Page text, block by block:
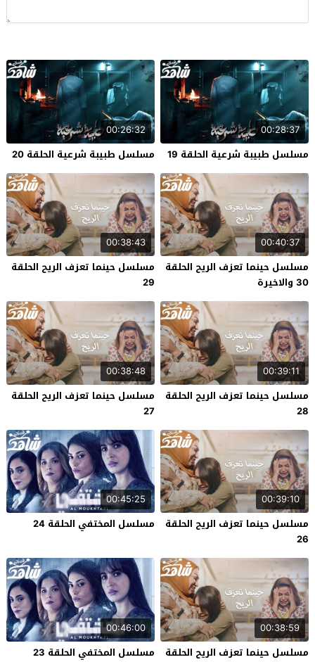
00:28:37
مسلسل طبيبة شرعية الحلقة 19
00:26:32
مسلسل طبيبة شرعية الحلقة 20
00:40:37
مسلسل حينما تعزف الريح الحلقة
30 والاخيرة
00:38:43
مسلسل حينما تعزف الريح الحلقة
29
00:39:11
مسلسل حينما تعزف الريح الحلقة
28
00:38:48
مسلسل حينما تعزف الريح الحلقة
27
00:39:10
مسلسل حينما تعزف الريح الحلقة
26
00:45:25
مسلسل المختفي الحلقة 24
00:38:59
مسلسل حينما تعزف الريح الحلقة
00:46:00
مسلسل المختفي الحلقة 23